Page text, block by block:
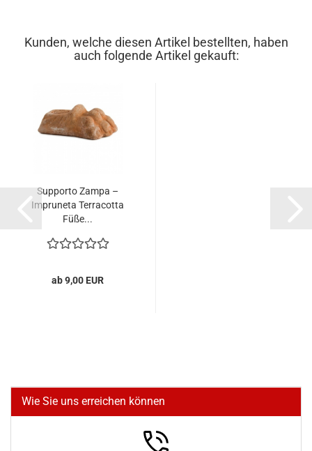
Kunden, welche diesen Artikel bestellten, haben
auch folgende Artikel gekauft:
Supporto Zampa –
Impruneta Terracotta
Füße...
ab 9,00 EUR
Wie Sie uns erreichen können